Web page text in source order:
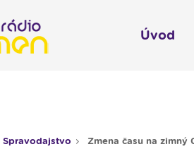
Spravodajstvo Zmena času na zimný
Úvod
Moderované relácie Rádio